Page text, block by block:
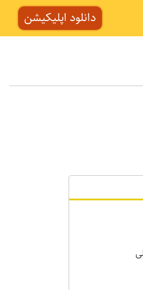
دانلود اپلیکیشن